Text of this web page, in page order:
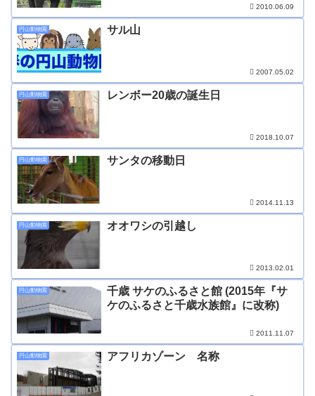
2010.06.09
円山動物園 サル山
2007.05.02
円山動物園 レンボー20歳の誕生日
2018.10.07
円山動物園 サンタの移動日
2014.11.13
円山動物園 オオワシの引越し
2013.02.01
円山動物園
千歳 サケのふるさと館 (2015年『サ
ケのふるさと千歳水族館』に改称)
2011.11.07
円山動物園 アフリカゾーン 名称